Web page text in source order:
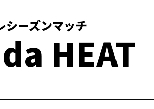
シーズンマッチ
HEAT